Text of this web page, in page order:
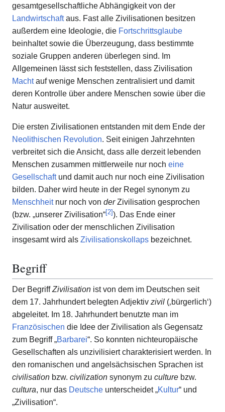
gesamtgesellschaftliche Abhängigkeit von der
Landwirtschaftaus. Fast alle Zivilisationen besitzen
außerdem eine Ideologie, die Fortschrittsglaube
beinhaltet sowie die Überzeugung, dass bestimmte
soziale Gruppen anderen überlegen sind. Im
Allgemeinen lässt sich feststellen, dass Zivilisation
Machtauf wenige Menschen zentralisiert und damit
deren Kontrolle über andere Menschen sowie über die
Natur ausweitet.
Die ersten Zivilisationen entstanden mit dem Ende der
Neolithischen Revolution. Seit einigen Jahrzehnten
verbreitet sich die Ansicht, dass alle derzeit lebenden
Menschen zusammen mittlerweile nur noch eine
Gesellschaftund damit auch nur noch eine Zivilisation
bilden. Daher wird heute in der Regel synonym zu
Menschheitnur noch von derZivilisation gesprochen
(bzw. „unserer Zivilisation“[2]). Das Ende einer
Zivilisation oder der menschlichen Zivilisation
insgesamt wird als Zivilisationskollaps bezeichnet.
Begriff
Der BegriffZivilisation ist von dem im Deutschen seit
dem 17. Jahrhundert belegten Adjektiv zivil (‚bürgerlich‘)
abgeleitet. Im 18. Jahrhundert benutzte man im
Französischen die Idee der Zivilisation als Gegensatz
zum Begriff „Barbarei“. So konnten nichteuropäische
Gesellschaften als unzivilisiert charakterisiert werden. In
den romanischen und angelsächsischen Sprachen ist
civilisation bzw. civilization synonym zu culture bzw.
cultura, nur das Deutsche unterscheidet „Kultur“ und
„Zivilisation“.